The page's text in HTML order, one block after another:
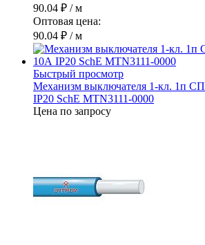
90.04 ₽ / м
Оптовая цена:
90.04 ₽ / м
Быстрый просмотр
Механизм выключателя 1-кл. 1п
IP20 SchE MTN3111-0000
Цена по запросу